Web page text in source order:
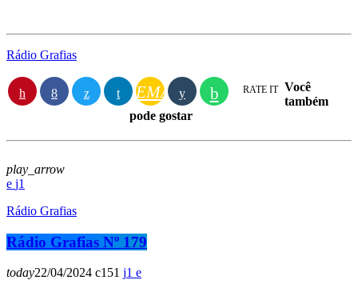
Rádio Grafias
EMAIL RATE IT Você
também
pode gostar
play_arrow
1
Rádio Grafias
Rádio Grafias Nº 179
today22/04/2024 151 1